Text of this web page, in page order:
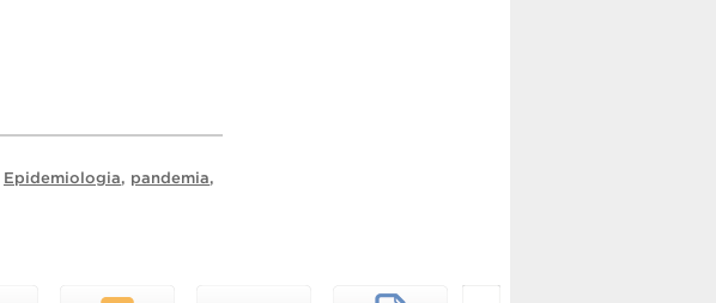
Epidemiologia, pandemia,